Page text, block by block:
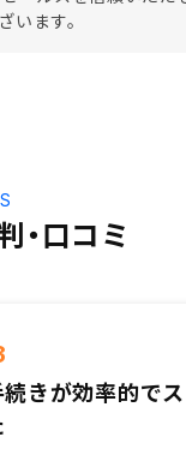
います。
・口コミ
きが効率的でス